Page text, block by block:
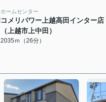
ホームセンター
コメリパワー上越高田インター店
（上越市上中田）
2035ｍ（26分）